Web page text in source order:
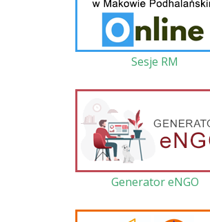
Sesje RM
Generator eNGO